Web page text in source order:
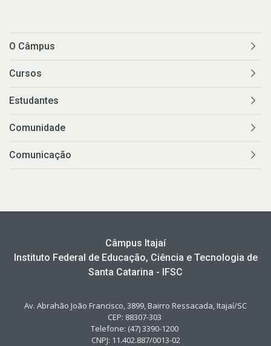
O Câmpus
Cursos
Estudantes
Comunidade
Comunicação
Câmpus Itajaí
Instituto Federal de Educação, Ciência e Tecnologia de
Santa Catarina - IFSC
Av. Abrahão João Francisco, 3899, Bairro Ressacada, Itajaí/SC
CEP: 88307-303
Telefone: (47) 3390-1200
CNPJ: 11.402.887/0013-02